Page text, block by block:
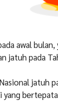
awal
jatuh pada
jatuh
yang